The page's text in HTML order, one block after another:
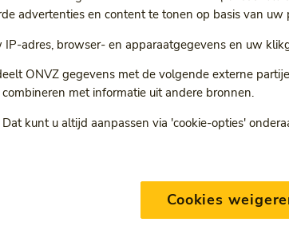
mij zoals ik
behandelde:
aandacht'
advertenties en content te tonen op basis van uw
adres, browser- en apparaatgegevens en uw
ONVZ gegevens met de volgende externe
met informatie uit andere bronnen.
kunt u altijd aanpassen via 'cookie-opties'
Cookies